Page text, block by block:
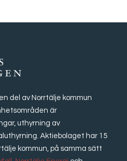
del av Norrtälje kommun
är
uthyrning av
Aktiebolaget har 15
kommun, på samma sätt